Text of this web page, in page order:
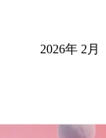
2026年 2月